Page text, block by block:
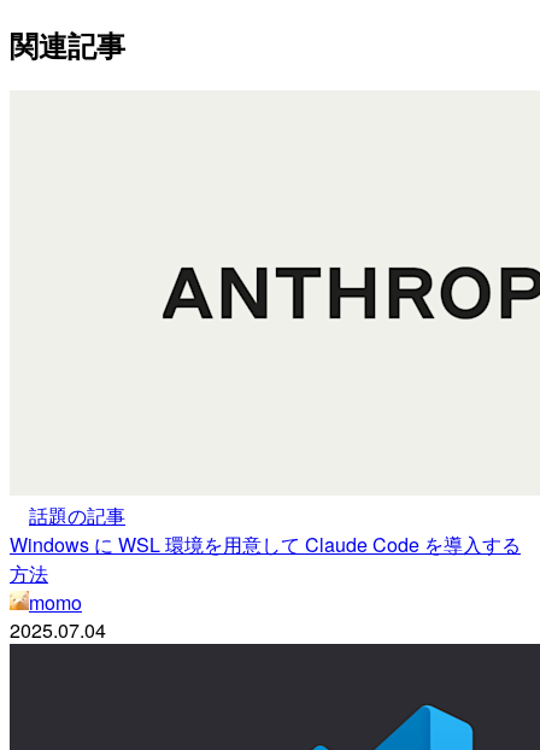
関連記事
話題の記事
Windows に WSL 環境を用意して Claude Code を導入する
方法
momo
2025.07.04